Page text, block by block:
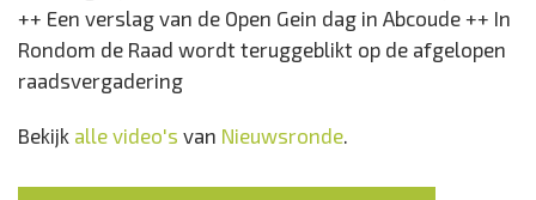
++ Een verslag van de Open Gein dag in Abcoude ++ In
Rondom de Raad wordt teruggeblikt op de afgelopen
raadsvergadering
Bekijk alle video's van Nieuwsronde.